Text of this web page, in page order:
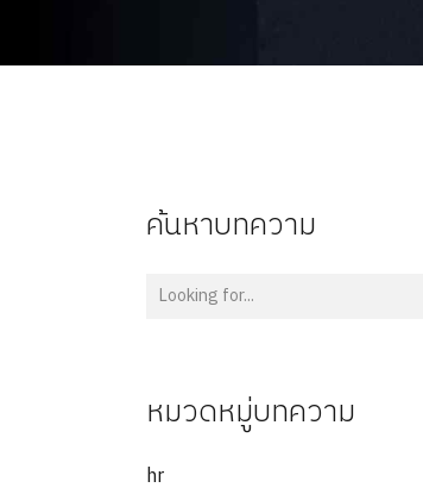
ค้นหาบทความ
หมวดหมู่บทความ
hr